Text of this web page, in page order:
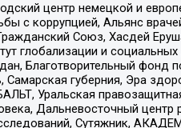
центр немецкой и
с коррупцией, Альянс
Союз, Хасдей
глобализации и
Благотворительный
Самарская губерния, Эра
Уральская
Дальневосточный центр
Сутяжник,